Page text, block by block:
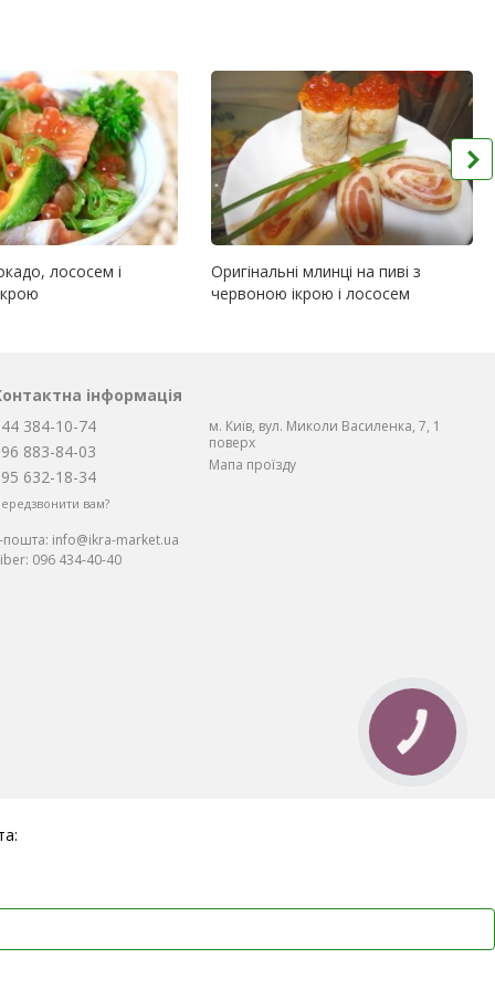
лососем і
Оригінальні млинці на пиві з
червоною ікрою і лососем
інформація
384-10-74
883-84-03
632-18-34
вам?
м. Київ, вул. Миколи Василенка, 7, 1
поверх
Мапа проїзду
пошта: info@ikra-market.ua
096 434-40-40